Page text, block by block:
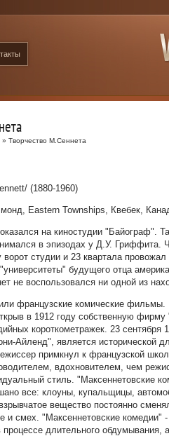
» Творчество М.Сеннета
(1880-1960)
Eastern Townships, Квебек,
на киностудии "Байограф".
в эпизодах у Д.У. Гриффита.
студии и 23 квартала
будущего отца
не воспользовался ни одной из
французские комические
в 1912 году собственную
короткометражек. 23 сентября
Айленд", является исторической
примкнул к французской
вдохновителем, чем
стиль. "Максеннетовские
все: клоуны, купальщицы,
вещество постоянно
и смех. "Максеннетовские комедии"
длительного обдумывания,